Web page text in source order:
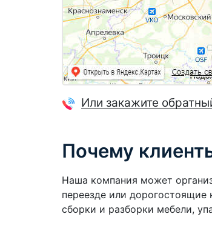
Или закажите
Почему
Наша компания может
переезде или
сборки и разборки мебели,